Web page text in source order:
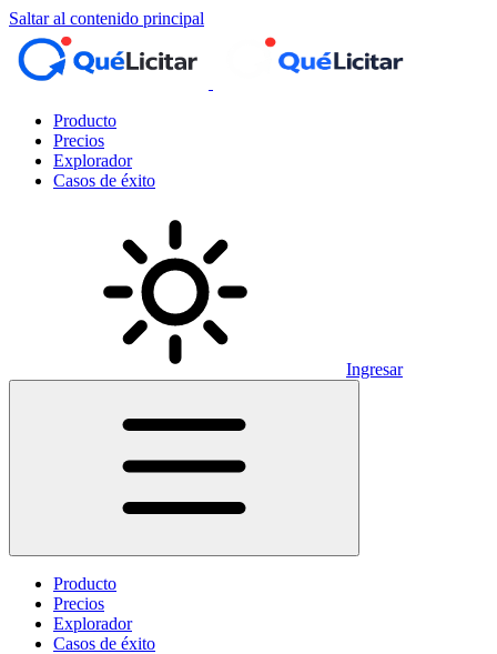
Saltar al contenido principal
Producto
Precios
Explorador
Casos de éxito
Ingresar
Producto
Precios
Explorador
Casos de éxito